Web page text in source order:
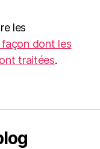
les
façon dont les
traitées.